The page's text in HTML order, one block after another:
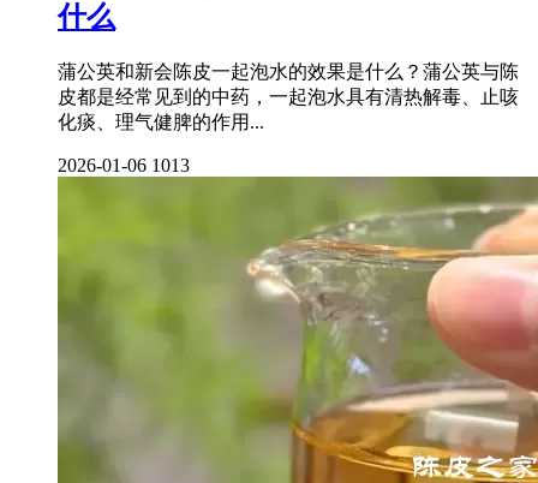
什么
蒲公英和新会陈皮一起泡水的效果是什么？蒲公英与陈
皮都是经常见到的中药，一起泡水具有清热解毒、止咳
化痰、理气健脾的作用...
2026-01-06 1013